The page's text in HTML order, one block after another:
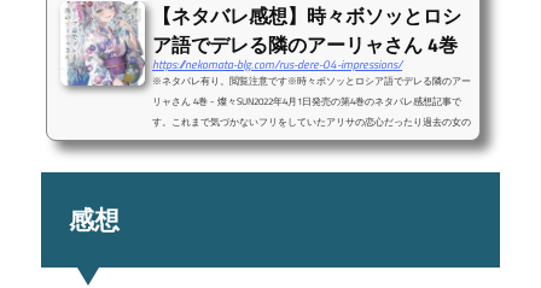
【ネタバレ感想】時々ボソッとロシ
ア語でデレる隣のアーリャさん 4巻
https://nekomata-blg.com/rus-dere-04-impressions/
※ネタバレ有り。閲覧注意です※時々ボソッとロシア語でデレる隣のアー
リャさん 4巻 - 燦々SUN2022年4月1日発売の第4巻のネタバレ感想記事で
す。これまで気づかないフリをしていたアリサの恋心だったり過去の女の
子の正体がやっと分かったりと、4巻はかなり展開が動きましたね。むし
感想